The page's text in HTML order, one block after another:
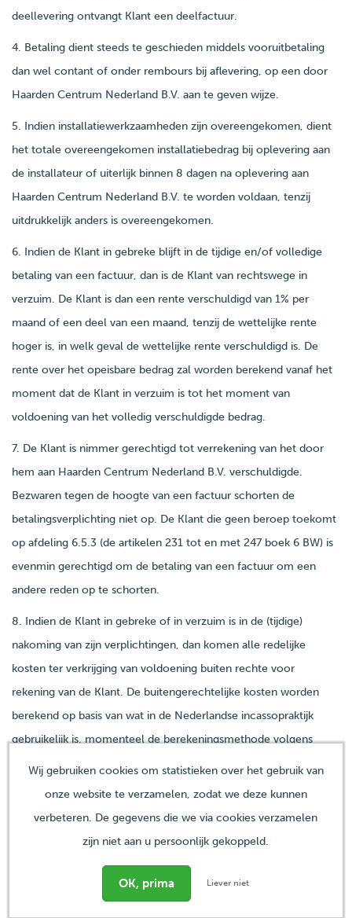
deellevering ontvangt Klant een deelfactuur.
4. Betaling dient steeds te geschieden middels vooruitbetaling
dan wel contant of onder rembours bij aflevering, op een door
Haarden Centrum Nederland B.V. aan te geven wijze.
5. Indien installatiewerkzaamheden zijn overeengekomen, dient
het totale overeengekomen installatiebedrag bij oplevering aan
de installateur of uiterlijk binnen 8 dagen na oplevering aan
Haarden Centrum Nederland B.V. te worden voldaan, tenzij
uitdrukkelijk anders is overeengekomen.
6. Indien de Klant in gebreke blijft in de tijdige en/of volledige
betaling van een factuur, dan is de Klant van rechtswege in
verzuim. De Klant is dan een rente verschuldigd van 1% per
maand of een deel van een maand, tenzij de wettelijke rente
hoger is, in welk geval de wettelijke rente verschuldigd is. De
rente over het opeisbare bedrag zal worden berekend vanaf het
moment dat de Klant in verzuim is tot het moment van
voldoening van het volledig verschuldigde bedrag.
7. De Klant is nimmer gerechtigd tot verrekening van het door
hem aan Haarden Centrum Nederland B.V. verschuldigde.
Bezwaren tegen de hoogte van een factuur schorten de
betalingsverplichting niet op. De Klant die geen beroep toekomt
op afdeling 6.5.3 (de artikelen 231 tot en met 247 boek 6 BW) is
evenmin gerechtigd om de betaling van een factuur om een
andere reden op te schorten.
8. Indien de Klant in gebreke of in verzuim is in de (tijdige)
nakoming van zijn verplichtingen, dan komen alle redelijke
kosten ter verkrijging van voldoening buiten rechte voor
rekening van de Klant. De buitengerechtelijke kosten worden
berekend op basis van wat in de Nederlandse incassopraktijk
gebruikelijk is, momenteel de berekeningsmethode volgens
verhaald. De Klant is over de verschuldigde incassokosten
eveneens rente verschuldigd.
Wij gebruiken cookies om statistieken over het gebruik van
onze website te verzamelen, zodat we deze kunnen
verbeteren. De gegevens die we via cookies verzamelen
zijn niet aan u persoonlijk gekoppeld.
Liever niet